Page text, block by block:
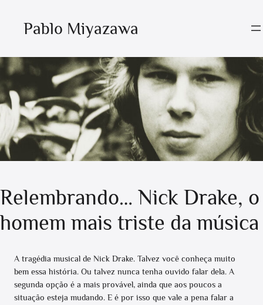
Pablo Miyazawa
Relembrando… Nick Drake, o
homem mais triste da música
A tragédia musical de Nick Drake. Talvez você conheça muito
bem essa história. Ou talvez nunca tenha ouvido falar dela. A
segunda opção é a mais provável, ainda que aos poucos a
situação esteja mudando. E é por isso que vale a pena falar a